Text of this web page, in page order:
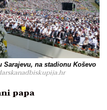
na stadionu Koševo
papa